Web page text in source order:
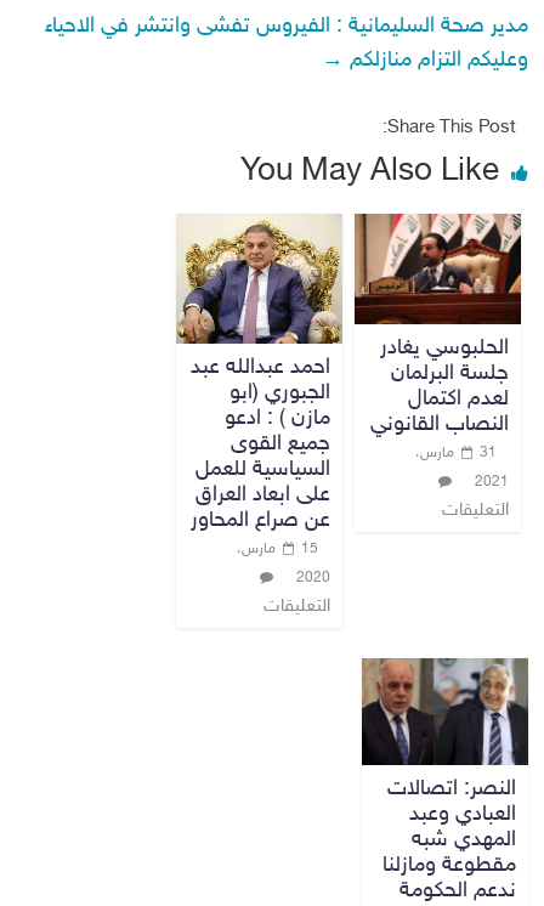
مدير صحة السليمانية : الفيروس تفشى وانتشر في الاحياء
وعليكم التزام منازلكم →
Share This Post:
You May Also Like
الحلبوسي يغادر
جلسة البرلمان
لعدم اكتمال
النصاب القانوني
31 مارس،
2021
التعليقات
احمد عبدالله عبد
الجبوري (ابو
مازن ) : ادعو
جميع القوى
السياسية للعمل
على ابعاد العراق
عن صراع المحاور
15 مارس،
2020
التعليقات
النصر: اتصالات
العبادي وعبد
المهدي شبه
مقطوعة ومازلنا
ندعم الحكومة